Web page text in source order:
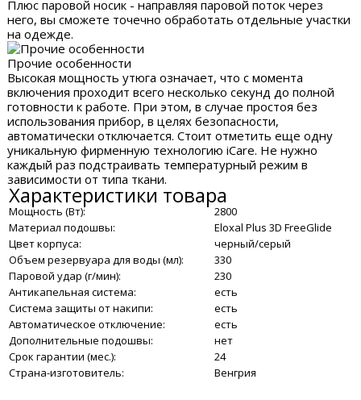
Плюс паровой носик - направляя паровой поток через
него, вы сможете точечно обработать отдельные участки
на одежде.
Прочие особенности
Высокая мощность утюга означает, что с момента
включения проходит всего несколько секунд до полной
готовности к работе. При этом, в случае простоя без
использования прибор, в целях безопасности,
автоматически отключается. Стоит отметить еще одну
уникальную фирменную технологию iCare. Не нужно
каждый раз подстраивать температурный режим в
зависимости от типа ткани.
Характеристики товара
Мощность (Вт):
2800
Материал подошвы:
Eloxal Plus 3D FreeGlide
Цвет корпуса:
черный/серый
Объем резервуара для воды (мл):
330
Паровой удар (г/мин):
230
Антикапельная система:
есть
Система защиты от накипи:
есть
Автоматическое отключение:
есть
Дополнительные подошвы:
нет
Срок гарантии (мес.):
24
Страна-изготовитель:
Венгрия